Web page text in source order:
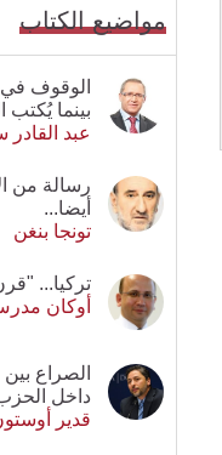
مواضيع الكتاب
الوقوف في
بينما يُكتب
عبد
أيضا...
تونجا بنغن
تركيا...
أوكان
الصراع
داخل
قدير